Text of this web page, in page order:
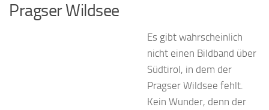
Pragser Wildsee
Es gibt wahrscheinlich
nicht einen Bildband über
Südtirol, in dem der
Pragser Wildsee fehlt.
Kein Wunder, denn der